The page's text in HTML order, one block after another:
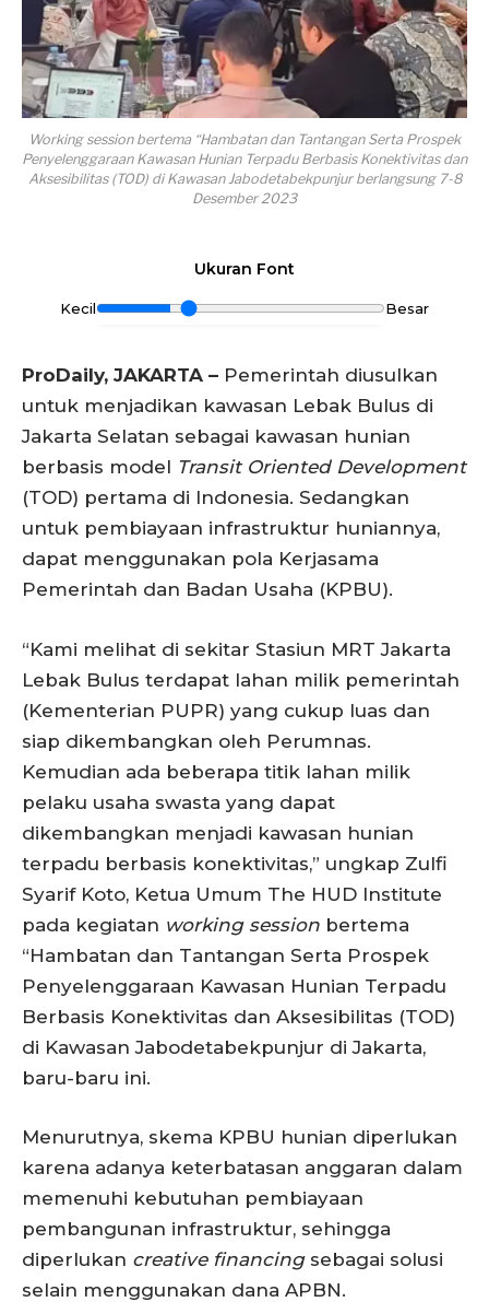
Working session bertema “Hambatan dan Tantangan Serta Prospek
Penyelenggaraan Kawasan Hunian Terpadu Berbasis Konektivitas dan
Aksesibilitas (TOD) di Kawasan Jabodetabekpunjur berlangsung 7-8
Desember 2023
Ukuran Font
Kecil Besar
ProDaily, JAKARTA – Pemerintah diusulkan
untuk menjadikan kawasan Lebak Bulus di
Jakarta Selatan sebagai kawasan hunian
berbasis model Transit Oriented Development
(TOD) pertama di Indonesia. Sedangkan
untuk pembiayaan infrastruktur huniannya,
dapat menggunakan pola Kerjasama
Pemerintah dan Badan Usaha (KPBU).
“Kami melihat di sekitar Stasiun MRT Jakarta
Lebak Bulus terdapat lahan milik pemerintah
(Kementerian PUPR) yang cukup luas dan
siap dikembangkan oleh Perumnas.
Kemudian ada beberapa titik lahan milik
pelaku usaha swasta yang dapat
dikembangkan menjadi kawasan hunian
terpadu berbasis konektivitas,” ungkap Zulfi
Syarif Koto, Ketua Umum The HUD Institute
pada kegiatan working session bertema
“Hambatan dan Tantangan Serta Prospek
Penyelenggaraan Kawasan Hunian Terpadu
Berbasis Konektivitas dan Aksesibilitas (TOD)
di Kawasan Jabodetabekpunjur di Jakarta,
baru-baru ini.
Menurutnya, skema KPBU hunian diperlukan
karena adanya keterbatasan anggaran dalam
memenuhi kebutuhan pembiayaan
pembangunan infrastruktur, sehingga
diperlukan creative financingsebagai solusi
selain menggunakan dana APBN.